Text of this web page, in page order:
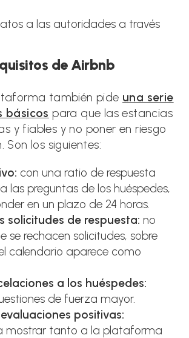
a las autoridades a través
de Airbnb
también pide una serie
básicos para que las estancias
y fiables y no poner en riesgo
Son los siguientes:
con una ratio de respuesta
las preguntas de los huéspedes,
en un plazo de 24 horas.
solicitudes de respuesta: no
se rechacen solicitudes, sobre
calendario aparece como
a los huéspedes:
de fuerza mayor.
positivas:
mostrar tanto a la plataforma